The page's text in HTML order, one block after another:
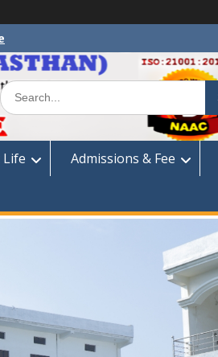
Search
for:
Admissions & Fee